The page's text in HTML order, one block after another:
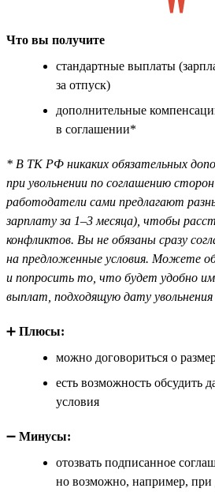
Что вы получите
стандартные выплаты
за отпуск)
дополнительные
в соглашении*
* В ТК РФ никаких обязательных
при увольнении по соглашению
работодатели сами предлагают
зарплату за 1–3 месяца), чтобы
конфликтов. Вы не обязаны сразу
на предложенные условия. Можете
и попросить то, что будет удобно
выплат, подходящую дату увольнения
➕ Плюсы:
можно договориться о
есть возможность обсудить
условия
➖ Минусы:
отозвать подписанное
но возможно, например, при